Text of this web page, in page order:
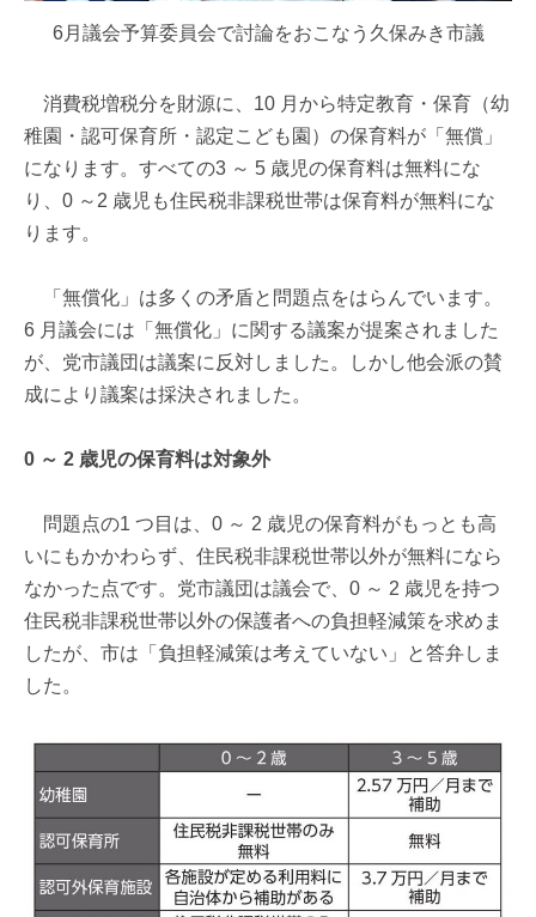
6月議会予算委員会で討論をおこなう久保みき市議
消費税増税分を財源に、10 月から特定教育・保育（幼
稚園・認可保育所・認定こども園）の保育料が「無償」
になります。すべての3 ～ 5 歳児の保育料は無料にな
り、0 ～2 歳児も住民税非課税世帯は保育料が無料にな
ります。
「無償化」は多くの矛盾と問題点をはらんでいます。
6 月議会には「無償化」に関する議案が提案されました
が、党市議団は議案に反対しました。しかし他会派の賛
成により議案は採決されました。
0 ～ 2 歳児の保育料は対象外
問題点の1 つ目は、0 ～ 2 歳児の保育料がもっとも高
いにもかかわらず、住民税非課税世帯以外が無料になら
なかった点です。党市議団は議会で、0 ～ 2 歳児を持つ
住民税非課税世帯以外の保護者への負担軽減策を求めま
したが、市は「負担軽減策は考えていない」と答弁しま
した。